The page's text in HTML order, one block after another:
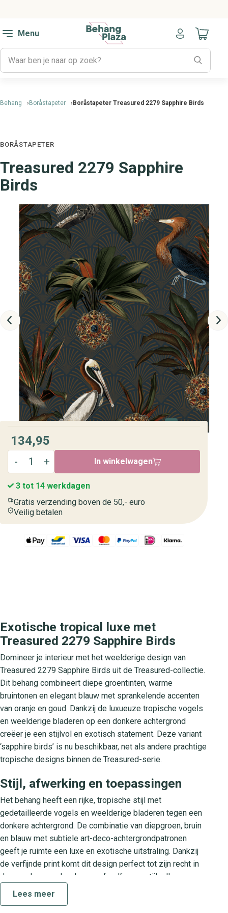
Menu
Naar
Behang Boråstapeter Boråstapeter Treasured 2279 Sapphire Birds
BORÅSTAPETER
Treasured 2279 Sapphire
Birds
134,95
In winkelwagen
3 tot 14 werkdagen
Gratis verzending boven de 50,- euro
Veilig betalen
Exotische tropical luxe met
Treasured 2279 Sapphire Birds
Domineer je interieur met het weelderige design van
Treasured 2279 Sapphire Birds uit de Treasured-collectie.
Dit behang combineert diepe groentinten, warme
bruintonen en elegant blauw met sprankelende accenten
van oranje en goud. Dankzij de luxueuze tropische vogels
en weelderige bladeren op een donkere achtergrond
creëer je een stijlvol en exotisch statement. Deze variant
‘sapphire birds’ is nu beschikbaar, net als andere prachtige
tropische designs binnen de Treasured-serie.
Stijl, afwerking en toepassingen
Het behang heeft een rijke, tropische stijl met
gedetailleerde vogels en weelderige bladeren tegen een
donkere achtergrond. De combinatie van diepgroen, bruin
en blauw met subtiele art-deco-achtergrondpatronen
geeft je ruimte een luxe en exotische uitstraling. Dankzij
de verfijnde print komt dit design perfect tot zijn recht in
de woonkamer, slaapkamer of zelfs een stijlvolle
eetkamer. Ook in commerciële ruimtes zorgt het voor een
indrukwekkende wandbekleding die je bezoekers niet
Lees meer